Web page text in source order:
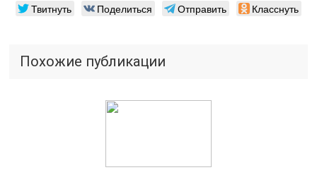
Твитнуть Поделиться Отправить Класснуть
Похожие публикации